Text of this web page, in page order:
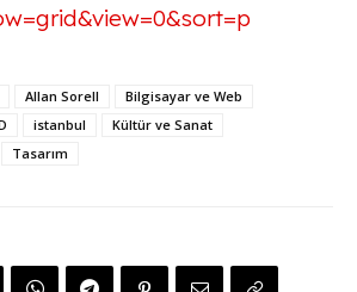
Allan Sorell
Bilgisayar ve Web
istanbul
Kültür ve Sanat
Tasarım